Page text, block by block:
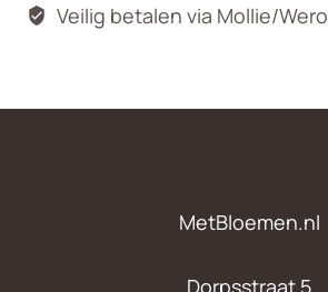
Veilig betalen via Mollie/Wero
MetBloemen.nl
Dorpsstraat 5